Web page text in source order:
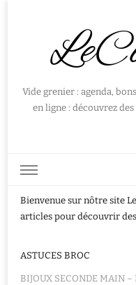
Vide grenier : agenda,
en ligne : découvrez
Bienvenue sur nôtre site
articles pour découvrir
ASTUCES BROC
BIJOUX SECONDE MAIN –